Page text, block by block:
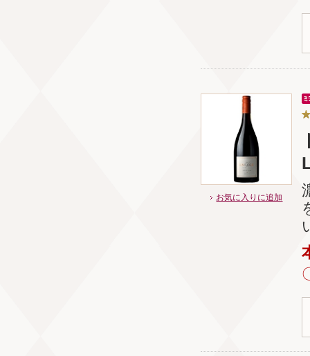
お気に入りに追加